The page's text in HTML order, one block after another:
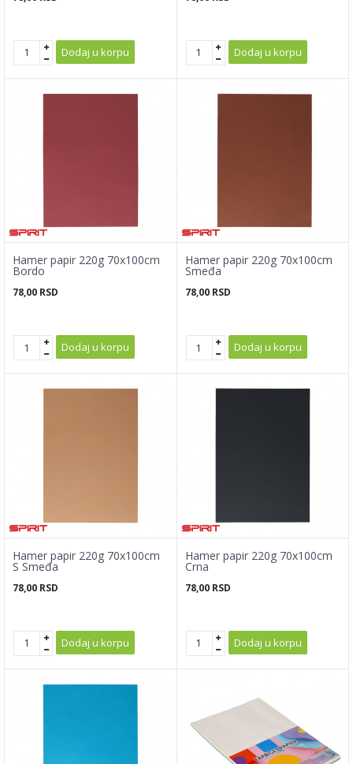
Dodaj u korpu Dodaj u korpu
Hamer papir 220g 70x100cm
Bordo
78,00 RSD
Dodaj u korpu
Hamer papir 220g 70x100cm
Smeđa
78,00 RSD
Dodaj u korpu
Hamer papir 220g 70x100cm
S Smeđa
78,00 RSD
Dodaj u korpu
Hamer papir 220g 70x100cm
Crna
78,00 RSD
Dodaj u korpu